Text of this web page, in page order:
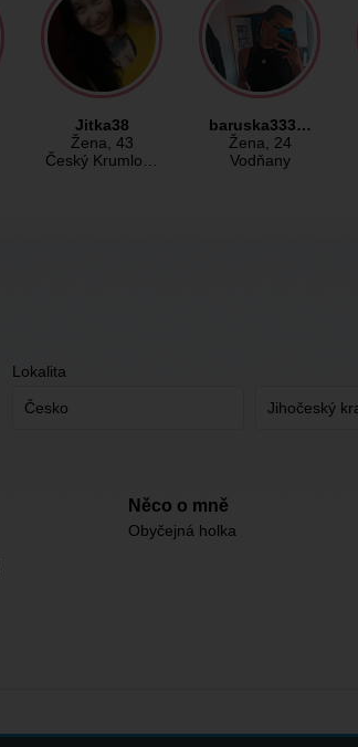
Jitka38
Žena, 43
Český Krumlo…
baruska333…
Žena, 24
Vodňany
Lokalita
Něco o mně
Obyčejná holka